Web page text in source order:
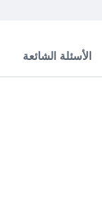
الأسئلة الشائعة